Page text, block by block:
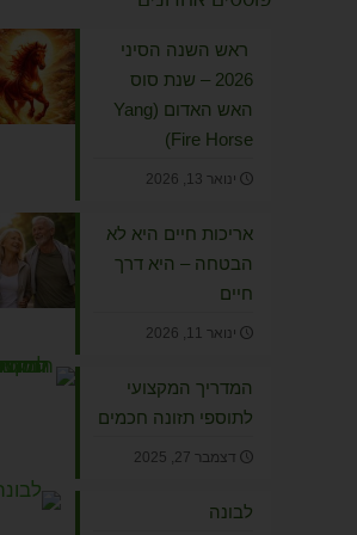
ראש השנה הסיני
2026 – שנת סוס
האש האדום (Yang
Fire Horse)
ינואר 13, 2026
אריכות חיים היא לא
הבטחה – היא דרך
חיים
ינואר 11, 2026
המדריך המקצועי
לתוספי תזונה חכמים
דצמבר 27, 2025
לבונה